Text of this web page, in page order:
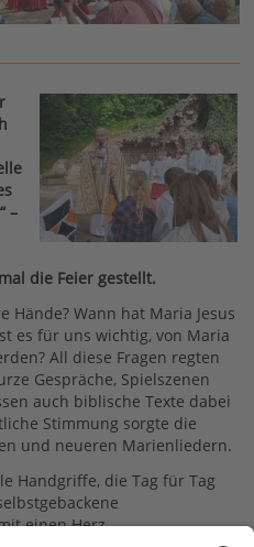
–
die Feier gestellt.
Hände? Wann hat Maria Jesus
es für uns wichtig, von Maria
All diese Fragen regten
Gespräche, Spielszenen
auch biblische Texte dabei
Stimmung sorgte die
und neueren Marienliedern.
Handgriffe, die Tag für Tag
einen Herz.